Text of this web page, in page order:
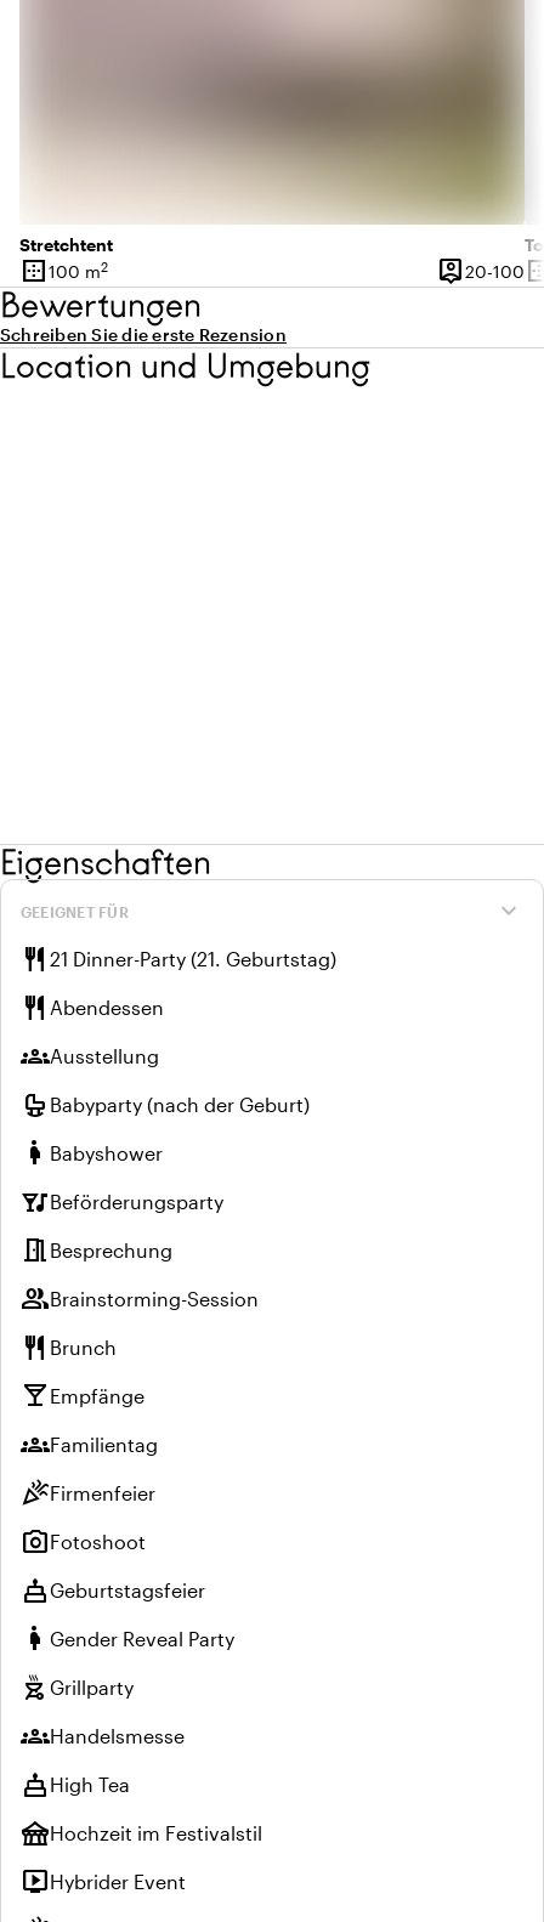
Stretchtent
border_outer
Oberfläche
100 m2 person_pin
Kapazität
20-100
Bewertungen
Schreiben Sie die erste Rezension
Location und Umgebung
Eigenschaften
expand_more
GEEIGNET FÜR
restaurant 21 Dinner-Party (21. Geburtstag)
restaurant Abendessen
groupsAusstellung
crib Babyparty (nach der Geburt)
pregnant_woman Babyshower
nightlifeBeförderungsparty
meeting_room Besprechung
groupBrainstorming-Session
restaurant Brunch
local_bar Empfänge
groupsFamilientag
celebrationFirmenfeier
photo_cameraFotoshoot
cakeGeburtstagsfeier
pregnant_woman Gender Reveal Party
outdoor_grill Grillparty
groupsHandelsmesse
cake High Tea
festivalHochzeit im Festivalstil
live_tvHybrider Event